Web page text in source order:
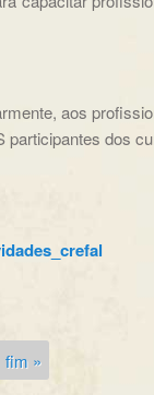
aos
participantes dos
fim »